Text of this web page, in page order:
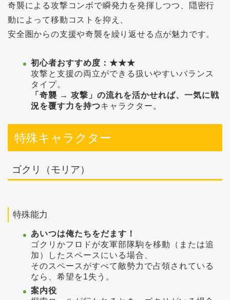
奇襲による攻撃コンボで瞬発力を発揮しつつ、隠密行
動によって移動コストを抑え、
安全圏からの支援や奇襲を繰り返せる点が魅力です。
初心者おすすめ度：★★★
攻撃と支援の両立ができる扱いやすいバランス
タイプ。
「奇襲 → 攻撃」の流れを活かせれば、一気に戦
況を覆す力を持つキャラクター。
特殊キャラクター
ゴクリ（モリア）
特殊能力
あいつは俺たちをだます！
ゴクリかフロドが友軍部隊駒を移動（または追
加）したスペースにいる場合、
そのスペースがすべて敵勢力で占領されている
なら、希望を1失う。
案内役